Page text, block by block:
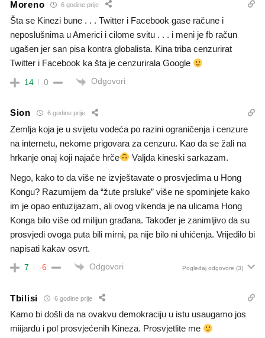
Moreno 6 godine prije
Šta se Kinezi bune . . . Twitter i Facebook gase račune i
neposlušnima u Americi i cilome svitu . . . i meni je fb račun
ugašen jer san pisa kontra globalista. Kina triba cenzurirat
Twitter i Facebook ka šta je cenzurirala Google
14 0 Odgovori
Sion 6 godine prije
Zemlja koja je u svijetu vodeća po razini ograničenja i cenzure
na internetu, nekome prigovara za cenzuru. Kao da se žali na
hrkanje onaj koji najače hrče
Valjda kineski sarkazam.
Nego, kako to da više ne izvještavate o prosvjedima u Hong
Kongu? Razumijem da “žute prsluke” više ne spominjete kako
im je opao entuzijazam, ali ovog vikenda je na ulicama Hong
Konga bilo više od milijun građana. Također je zanimljivo da su
prosvjedi ovoga puta bili mirni, pa nije bilo ni uhićenja. Vrijedilo bi
napisati kakav osvrt.
7 -6 Odgovori Pogledaj odgovore (3)
Tbilisi 6 godine prije
Kamo bi došli da na ovakvu demokraciju u istu usaugamo jos
miijardu i pol prosvjećenih Kineza. Prosvjetlite me